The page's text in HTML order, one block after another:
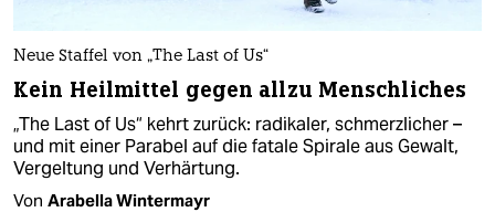
Neue Staffel von „The Last of Us“
Kein Heilmittel gegen allzu Menschliches
„The Last of Us“ kehrt zurück: radikaler, schmerzlicher –
und mit einer Parabel auf die fatale Spirale aus Gewalt,
Vergeltung und Verhärtung.
Von Arabella Wintermayr